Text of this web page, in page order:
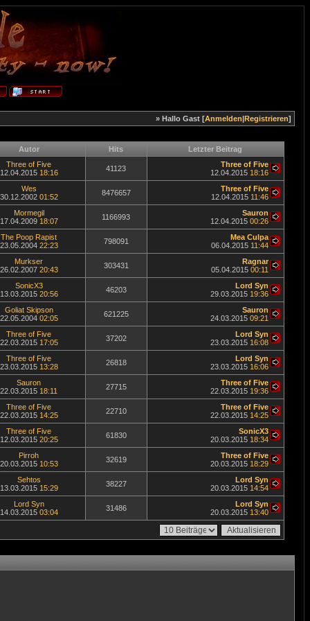
» Hallo Gast [Anmelden|Registrieren]
Autor Hits
Letzter Beitrag
Three of Five
12.04.2015 18:16 41123
Three of Five
12.04.2015 18:16
Wes
30.12.2002 01:52 8476657
Three of Five
12.04.2015 11:46
Mormegil
17.04.2009 18:07 1166993
Sauron
12.04.2015 00:26
The Poop Rapist
23.05.2004 22:23 798091
Mea Culpa
06.04.2015 11:44
Murkser
26.02.2007 20:43 303431
Ragnar
05.04.2015 00:11
SonicX3
13.03.2015 20:56 46203
Lord Syn
29.03.2015 19:36
Goliat Skipson
22.05.2004 02:05 621225
Sauron
24.03.2015 09:21
Three of Five
22.03.2015 17:05 37202
Lord Syn
23.03.2015 16:08
Three of Five
23.03.2015 13:28 26818
Lord Syn
23.03.2015 16:06
Sauron
22.03.2015 18:11 27715
Three of Five
22.03.2015 19:36
Three of Five
22.03.2015 14:25 22710
Three of Five
22.03.2015 14:25
Three of Five
12.03.2015 20:25 61830
SonicX3
20.03.2015 18:34
Pirroh
20.03.2015 10:53 32619
Three of Five
20.03.2015 18:29
Sehtos
13.03.2015 15:29 38227
Lord Syn
20.03.2015 14:54
Lord Syn
14.03.2015 03:04 31486
Lord Syn
20.03.2015 13:40